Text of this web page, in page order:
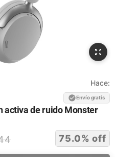
Hace:
Envío gratis
activa de ruido Monster
75.0% off